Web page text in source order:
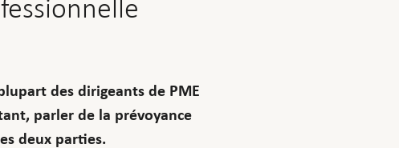
des dirigeants de PME
parler de la prévoyance
deux parties.